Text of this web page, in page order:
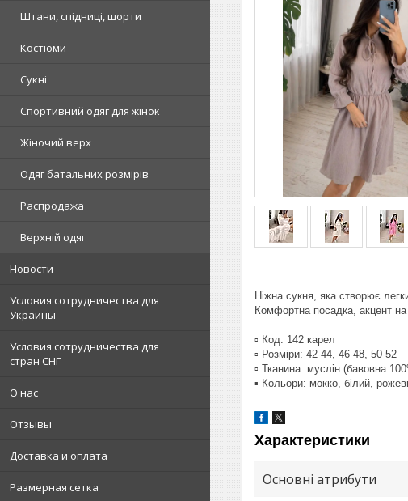
Штани, спідниці, шорти
Костюми
Сукні
Спортивний одяг для жінок
Жіночий верх
Одяг батальних розмірів
Распродажа
Верхній одяг
Новости
Условия сотрудничества для
Украины
Условия сотрудничества для
стран СНГ
О нас
Отзывы
Доставка и оплата
Размерная сетка
Ніжна сукня, яка створює
Комфортна посадка, акцент
▫️ Код: 142 карел
▫️ Розміри: 42-44, 46-48, 50-52
▫️ Тканина: муслін (бавовна
▪️ Кольори: мокко, білий,
Характеристики
Основні атрибути